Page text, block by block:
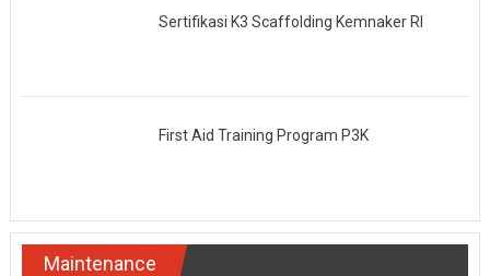
Sertifikasi K3 Scaffolding Kemnaker RI
First Aid Training Program P3K
Maintenance